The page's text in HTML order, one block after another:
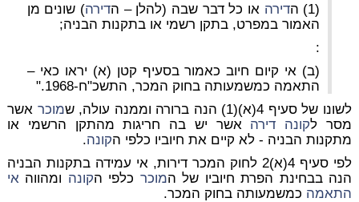
(1) ה
דירה או כל דבר שבה (להלן – הדירה) שונים מן
האמור במפרט, בתקן רשמי או בתקנות הבניה;
:
(ב) אי קיום חיוב כאמור בסעיף קטן (א) יראו כאי –
התאמה כמשמעותה בחוק המכר, התשכ"ח-1968."
לשונו של סעיף 4(א)(1) הנה ברורה וממנה עולה, ש
מוכר אשר
מסר לקונה דירה אשר יש בה חריגות מהתקן הרשמי או
מתקנות הבניה - לא קיים את חיוביו כלפי הקונה.
לפי סעיף 4(א)2 לחוק המכר דירות, אי עמידה בתקנות הבניה
הנה בבחינת הפרת חיוביו של המוכר כלפי הקונה ומהווה אי
התאמה כמשמעותה בחוק המכר.